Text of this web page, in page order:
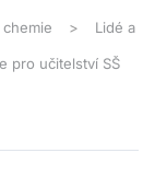
Lidé a
pro učitelství SŠ